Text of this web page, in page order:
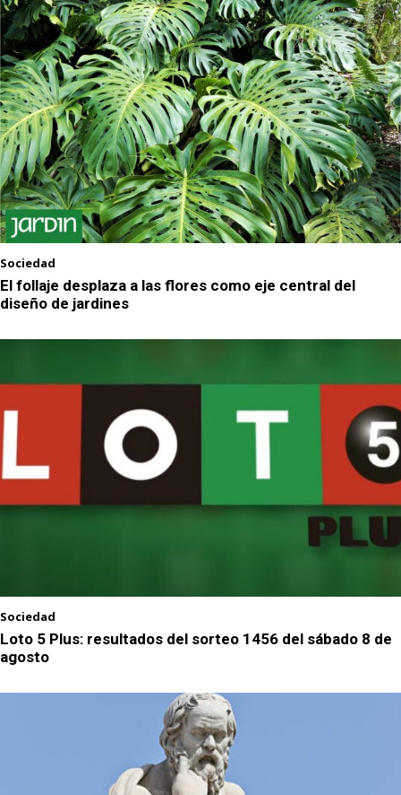
Sociedad
El follaje desplaza a las flores como eje central del
diseño de jardines
Sociedad
Loto 5 Plus: resultados del sorteo 1456 del sábado 8 de
agosto